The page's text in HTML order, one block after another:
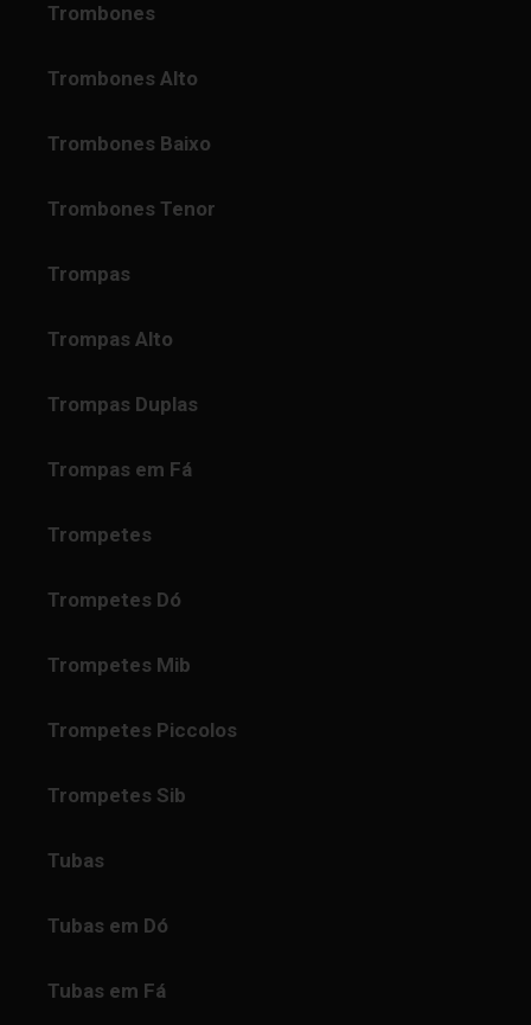
Trombones
Trombones Alto
Trombones Baixo
Trombones Tenor
Trompas
Trompas Alto
Trompas Duplas
Trompas em Fá
Trompetes
Trompetes Dó
Trompetes Mib
Trompetes Piccolos
Trompetes Sib
Tubas
Tubas em Dó
Tubas em Fá